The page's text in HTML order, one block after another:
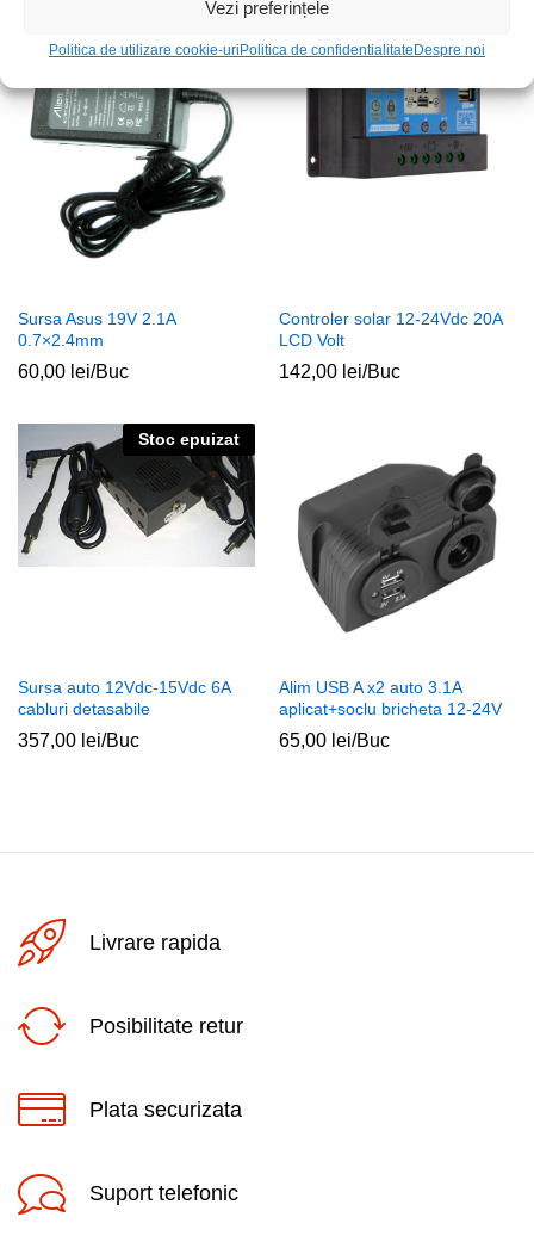
Vezi preferințele
Politica de utilizare cookie-uri Politica de confidentialitate Despre noi
Sursa Asus 19V 2.1A
0.7×2.4mm
60,00 lei/Buc
Controler solar 12-24Vdc 20A
LCD Volt
142,00 lei/Buc
Stoc epuizat
Sursa auto 12Vdc-15Vdc 6A
cabluri detasabile
357,00 lei/Buc
Alim USB A x2 auto 3.1A
aplicat+soclu bricheta 12-24V
65,00 lei/Buc
Livrare rapida
Posibilitate retur
Plata securizata
Suport telefonic